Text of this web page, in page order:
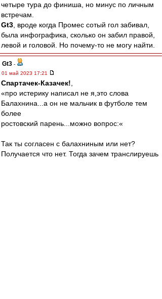
четыре тура до финиша, но минус по личным
встречам.
Gt3 , вроде когда Промес сотый гол забивал,
была инфографика, сколько он забил правой,
левой и головой. Но почему-то не могу найти.
Gt3 -
01 май 2023 17:21
Спартачек-Казачек!
«про истерику написал не я,это слова
Балахнина...а он не мальчик в футболе тем
более
ростовский парень...можно вопрос:«
Так ты согласен с балахниным или нет?
Получается что нет. Тогда зачем транслируешь